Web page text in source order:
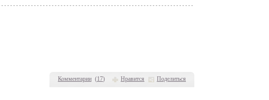
Комментарии (17) Нравится Поделиться